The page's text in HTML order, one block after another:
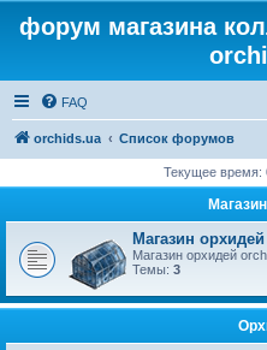
форум магазина
FAQ
orchids.ua Список форумов
Текущее время:
Магазин орхидей
Магазин орхидей
Темы: 3